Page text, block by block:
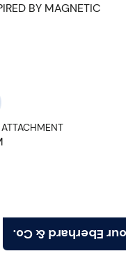
Find your
BY MAGNETIC